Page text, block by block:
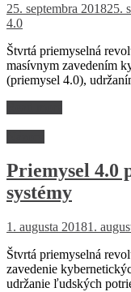
25. septembra 201825.
4.0
Štvrtá priemyselná
masívnym zavedením
(priemysel 4.0),
Priemysel 4.0
systémy
1. augusta 20181.
Štvrtá priemyselná
zavedenie
udržanie ľudských